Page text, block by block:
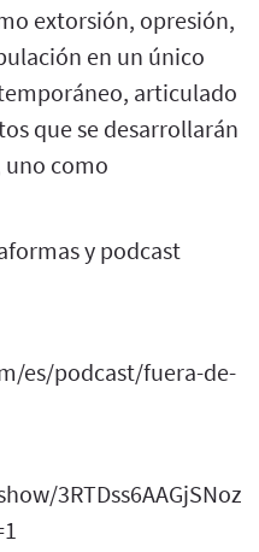
extorsión, opresión,
en un único
articulado
que se desarrollarán
como
y podcast
es/podcast/fuera-de-